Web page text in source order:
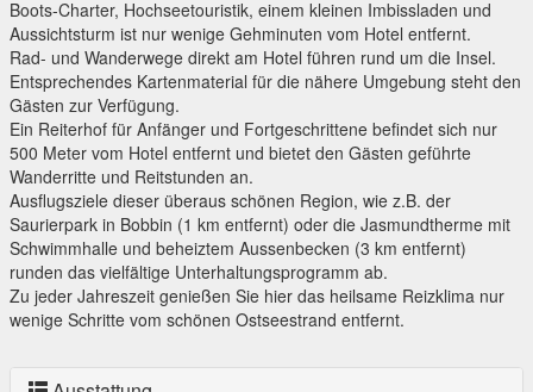
Boots-Charter, Hochseetouristik, einem kleinen Imbissladen und
Aussichtsturm ist nur wenige Gehminuten vom Hotel entfernt.
Rad- und Wanderwege direkt am Hotel führen rund um die Insel.
Entsprechendes Kartenmaterial für die nähere Umgebung steht den
Gästen zur Verfügung.
Ein Reiterhof für Anfänger und Fortgeschrittene befindet sich nur
500 Meter vom Hotel entfernt und bietet den Gästen geführte
Wanderritte und Reitstunden an.
Ausflugsziele dieser überaus schönen Region, wie z.B. der
Saurierpark in Bobbin (1 km entfernt) oder die Jasmundtherme mit
Schwimmhalle und beheiztem Aussenbecken (3 km entfernt)
runden das vielfältige Unterhaltungsprogramm ab.
Zu jeder Jahreszeit genießen Sie hier das heilsame Reizklima nur
wenige Schritte vom schönen Ostseestrand entfernt.